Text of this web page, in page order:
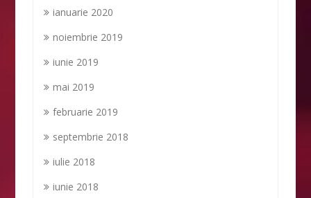
ianuarie 2020
noiembrie 2019
iunie 2019
mai 2019
februarie 2019
septembrie 2018
iulie 2018
iunie 2018